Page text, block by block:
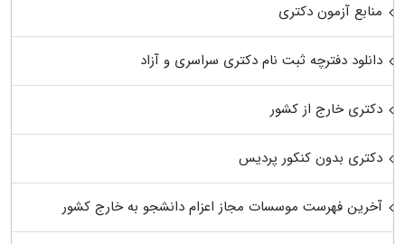
منابع آزمون دکتری
دانلود دفترچه ثبت نام دکتری سراسری و آزاد
دکتری خارج از کشور
دکتری بدون کنکور پردیس
آخرین فهرست موسسات مجاز اعزام دانشجو به خارج کشور